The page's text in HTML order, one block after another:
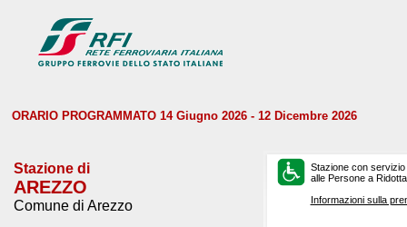
ORARIO PROGRAMMATO 14 Giugno 2026 - 12 Dicembre 2026
Stazione di
AREZZO
Comune di Arezzo
Stazione con
alle Persone a
Informazioni sulla